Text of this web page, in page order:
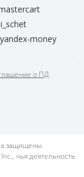
о ПД
защищены.
чья деятельность